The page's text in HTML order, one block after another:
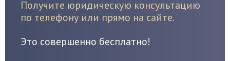
Получите юридическую консультацию
по телефону или прямо на сайте.
Это совершенно бесплатно!